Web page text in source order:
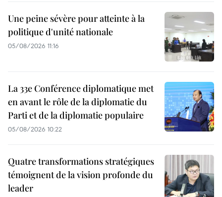
Une peine sévère pour atteinte à la
politique d'unité nationale
05/08/2026 11:16
La 33e Conférence diplomatique met
en avant le rôle de la diplomatie du
Parti et de la diplomatie populaire
05/08/2026 10:22
Quatre transformations stratégiques
témoignent de la vision profonde du
leader